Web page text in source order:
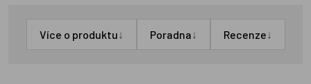
Více o produktu↓ Poradna↓ Recenze↓